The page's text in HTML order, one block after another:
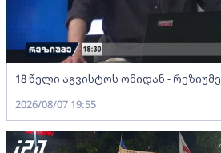
18 წელი აგვისტოს ომიდან - რეზიუმე
2026/08/07 19:55